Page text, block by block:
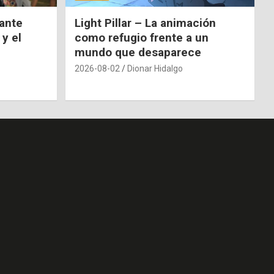
el
Light Pillar – La animación
como refugio frente a un
mundo que desaparece
2026-08-02 Dionar Hidalgo